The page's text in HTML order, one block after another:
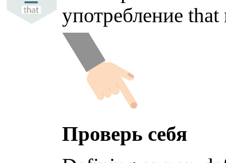
употребление
Проверь себя